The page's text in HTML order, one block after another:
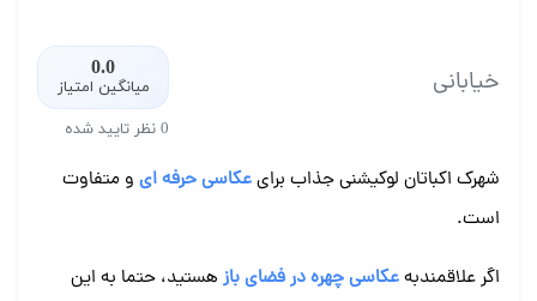
خیابانی 0.0
میانگین امتیاز
0 نظر تایید شده
شهرک اکباتان لوکیشنی جذاب برایعکاسی حرفه ای و متفاوت
است.
اگر علاقمندبهعکاسی چهره در فضای باز هستید، حتما به این